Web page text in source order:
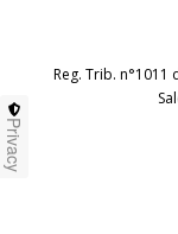
Reg. Trib.
Privacy